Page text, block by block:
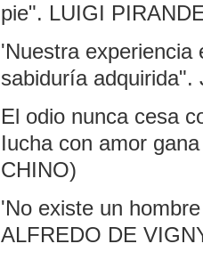
pie". LUIGI
'Nuestra experiencia
sabiduría adquirida".
El odio nunca cesa
Iucha con amor
CHINO)
'No existe un
ALFREDO DE